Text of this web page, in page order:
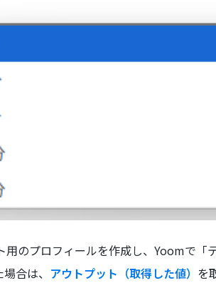
用のプロフィールを作成し、Yoomで「
合は、 アウトプット（取得した値） を